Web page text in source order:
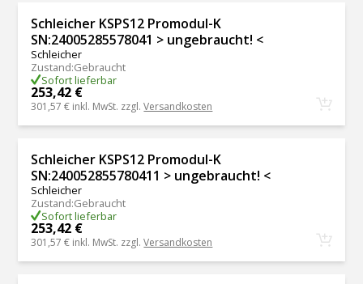
Schleicher KSPS12 Promodul-K
SN:24005285578041 > ungebraucht! <
Schleicher
Zustand:Gebraucht
Sofort lieferbar
253,42 €
301,57 € inkl. MwSt. zzgl.Versandkosten
Schleicher KSPS12 Promodul-K
SN:240052855780411 > ungebraucht! <
Schleicher
Zustand:Gebraucht
Sofort lieferbar
253,42 €
301,57 € inkl. MwSt. zzgl.Versandkosten